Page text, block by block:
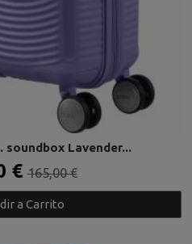
soundbox Lavender...
€165,00 €
a Carrito